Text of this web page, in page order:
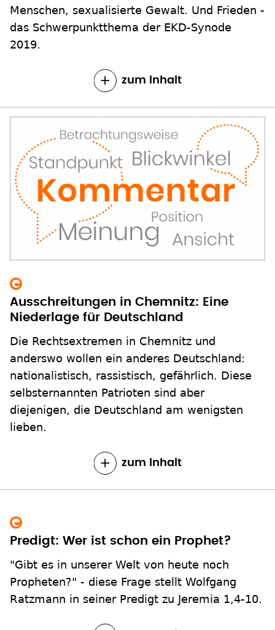
Menschen, sexualisierte Gewalt. Und Frieden -
das Schwerpunktthema der EKD-Synode
2019.
zum Inhalt
Ausschreitungen in Chemnitz: Eine
Niederlage für Deutschland
Die Rechtsextremen in Chemnitz und
anderswo wollen ein anderes Deutschland:
nationalistisch, rassistisch, gefährlich. Diese
selbsternannten Patrioten sind aber
diejenigen, die Deutschland am wenigsten
lieben.
zum Inhalt
Predigt: Wer ist schon ein Prophet?
"Gibt es in unserer Welt von heute noch
Propheten?" - diese Frage stellt Wolfgang
Ratzmann in seiner Predigt zu Jeremia 1,4-10.